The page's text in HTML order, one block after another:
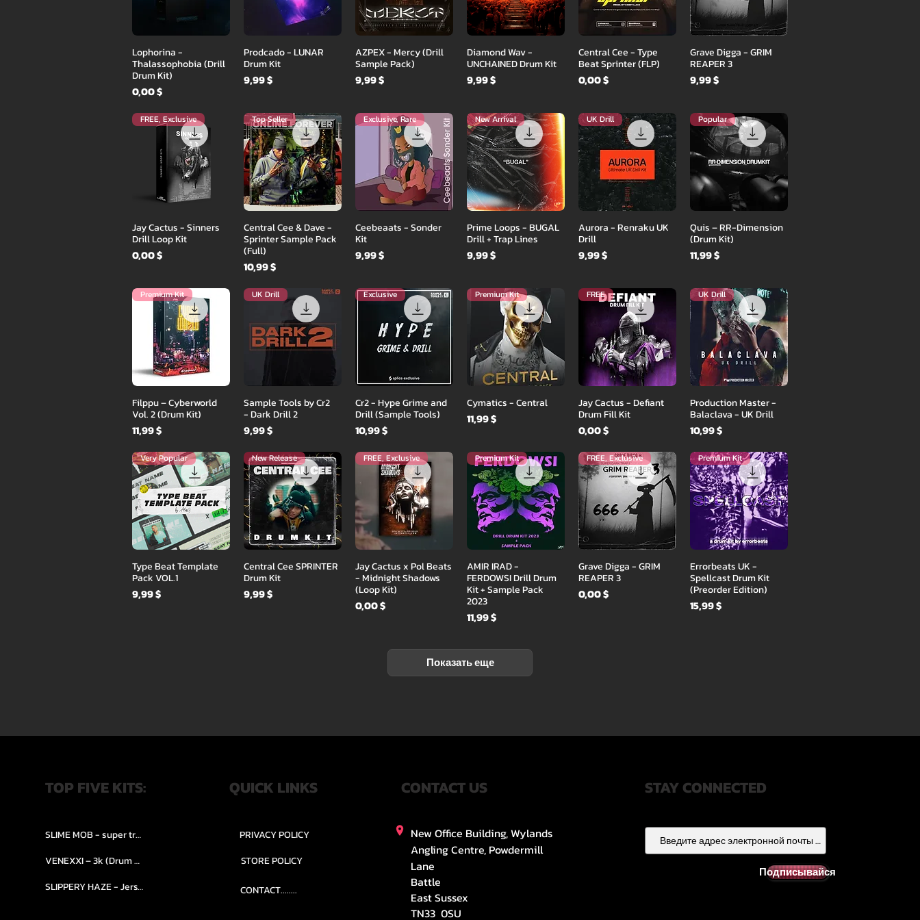
Быстрый просмотр
Lophorina -
Thalassophobia (Drill
Drum Kit)
Цена
0,00 $
Быстрый просмотр
Prodcado - LUNAR
Drum Kit
Цена
9,99 $
Быстрый просмотр
AZPEX - Mercy (Drill
Sample Pack)
Цена
9,99 $
Быстрый просмотр
Diamond Wav -
UNCHAINED Drum Kit
Цена
9,99 $
Быстрый просмотр
Central Cee - Type
Beat Sprinter (FLP)
Цена
0,00 $
Быстрый просмотр
Grave Digga - GRIM
REAPER 3
Цена
9,99 $
Быстрый просмотр
FREE, Exclusive
Jay Cactus - Sinners
Drill Loop Kit
Цена
0,00 $
Быстрый просмотр
Top Seller
Central Cee & Dave -
Sprinter Sample Pack
(Full)
Цена
10,99 $
Быстрый просмотр
Exclusive, Rare
Ceebeaats - Sonder
Kit
Цена
9,99 $
Быстрый просмотр
New Arrival
Prime Loops - BUGAL
Drill + Trap Lines
Цена
9,99 $
Быстрый просмотр
UK Drill
Aurora - Renraku UK
Drill
Цена
9,99 $
Быстрый просмотр
Popular
Quis – RR-Dimension
(Drum Kit)
Цена
11,99 $
Быстрый просмотр
Premium Kit
Filppu – Cyberworld
Vol. 2 (Drum Kit)
Цена
11,99 $
Быстрый просмотр
UK Drill
Sample Tools by Cr2
- Dark Drill 2
Цена
9,99 $
Быстрый просмотр
Exclusive
Cr2 - Hype Grime and
Drill (Sample Tools)
Цена
10,99 $
Быстрый просмотр
Premium Kit
Cymatics - Central
Цена
11,99 $
Быстрый просмотр
FREE
Jay Cactus - Defiant
Drum Fill Kit
Цена
0,00 $
Быстрый просмотр
UK Drill
Production Master -
Balaclava - UK Drill
Цена
10,99 $
Быстрый просмотр
Very Popular
Type Beat Template
Pack VOL.1
Цена
9,99 $
Быстрый просмотр
New Release
Central Cee SPRINTER
Drum Kit
Цена
9,99 $
Быстрый просмотр
FREE, Exclusive
Jay Cactus x Pol Beats
- Midnight Shadows
(Loop Kit)
Цена
0,00 $
Быстрый просмотр
Premium Kit
AMIR IRAD -
FERDOWSI Drill Drum
Kit + Sample Pack
2023
Цена
11,99 $
Быстрый просмотр
FREE, Exclusive
Grave Digga - GRIM
REAPER 3
Цена
0,00 $
Быстрый просмотр
Premium Kit
Errorbeats UK -
Spellcast Drum Kit
(Preorder Edition)
Цена
15,99 $
Показать еще
TOP FIVE KITS: QUICK LINKS CONTACT US
SLIME MOB - super trap.....
VENEXXI – 3k (Drum Kit)....
SLIPPERY HAZE - Jersy club stash kit.
PRIVACY POLICY
STORE POLICY
CONTACT........
New Office Building, Wylands
Angling Centre, Powdermill
Lane
Battle
East Sussex
TN33 0SU
STAY CONNECTED
Подписывайся